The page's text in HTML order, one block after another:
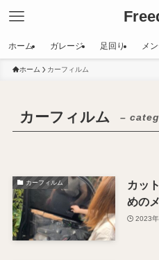
ホーム ガレージ 足回り メ
ホーム カーフィルム
カーフィルム –
カーフィルム
カッ
めの
2023